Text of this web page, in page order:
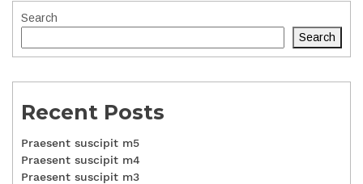
Search
Search
Recent Posts
Praesent suscipit m5
Praesent suscipit m4
Praesent suscipit m3